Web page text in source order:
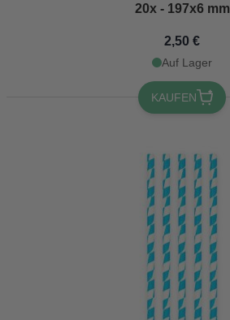
20x - 197x6 mm
2,50 €
Auf Lager
KAUFEN